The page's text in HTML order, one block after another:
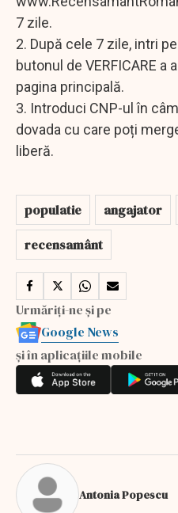
7 zile.
2. După cele 7 zile, intri
butonul de VERFICARE a
pagina principală.
3. Introduci CNP-ul în
dovada cu care poți
liberă.
populatie angajator
recensamânt
Urmăriți-ne și pe
Google News
și în aplicațiile mobile
Antonia Popescu